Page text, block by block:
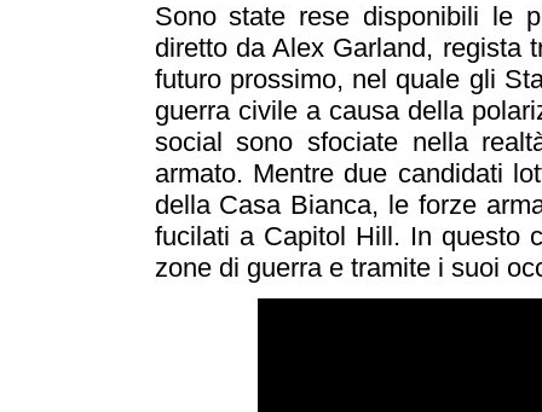
Sono state rese disponibili le
diretto da Alex Garland, regista
futuro prossimo, nel quale gli
guerra civile a causa della
social sono sfociate nella
armato. Mentre due candidati
della Casa Bianca, le forze
fucilati a Capitol Hill. In questo
zone di guerra e tramite i suoi